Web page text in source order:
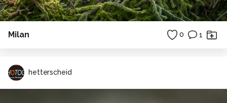
Milan 0 1
hetterscheid